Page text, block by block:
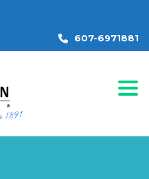
607-6971881